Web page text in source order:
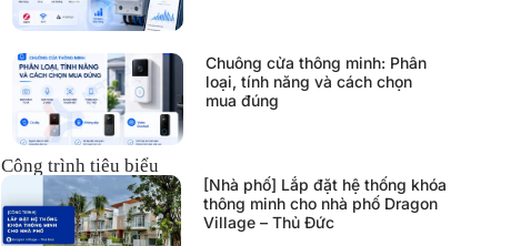
Chuông cửa thông minh: Phân
loại, tính năng và cách chọn
mua đúng
Công trình tiêu biểu
[Nhà phố] Lắp đặt hệ thống khóa
thông minh cho nhà phố Dragon
Village – Thủ Đức